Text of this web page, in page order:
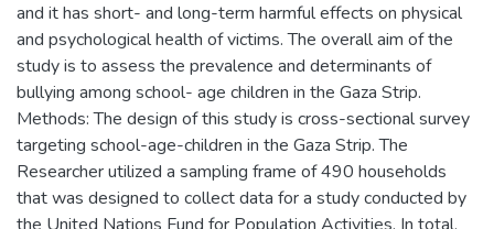
and it has short- and long-term harmful effects on physical
and psychological health of victims. The overall aim of the
study is to assess the prevalence and determinants of
bullying among school- age children in the Gaza Strip.
Methods: The design of this study is cross-sectional survey
targeting school-age-children in the Gaza Strip. The
Researcher utilized a sampling frame of 490 households
that was designed to collect data for a study conducted by